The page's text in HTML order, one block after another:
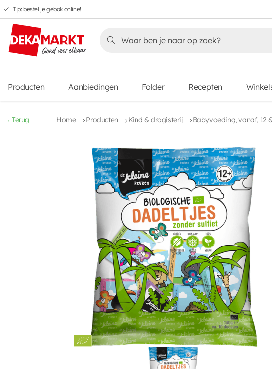
Overslaan
naar
hoofdnavigatie
Overslaan
naar
hoofdinhoud
Overslaan
naar
voettekstinhoud
Overslaan
naar
aanbiedingen
Tip: bestel je gebak online!
Producten Aanbiedingen Folder Recepten
Terug Home Producten Kind & drogisterij Babyvoeding, vanaf, 12